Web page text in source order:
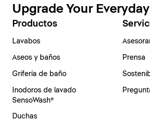
Upgrade Your Everyday
Productos
Lavabos
Aseos y baños
Grifería de baño
Inodoros de lavado
SensoWash®
Duchas
Prensa